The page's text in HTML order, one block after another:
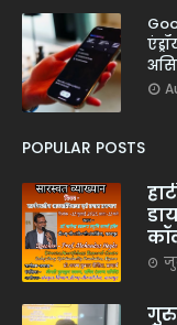
POPULAR POSTS
गुरु